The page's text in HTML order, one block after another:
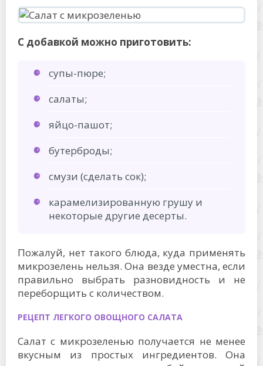
С добавкой можно приготовить:
супы-пюре;
салаты;
яйцо-пашот;
бутерброды;
смузи (сделать сок);
карамелизированную грушу и
некоторые другие десерты.
Пожалуй, нет такого блюда, куда применять
микрозелень нельзя. Она везде уместна, если
правильно выбрать разновидность и не
переборщить с количеством.
РЕЦЕПТ ЛЕГКОГО ОВОЩНОГО САЛАТА
Салат с микрозеленью получается не менее
вкусным из простых ингредиентов. Она